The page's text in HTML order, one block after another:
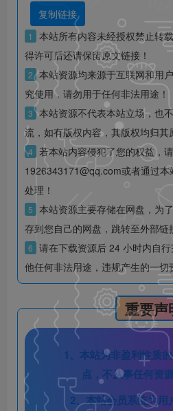
复制链接
1
本站所有内容未经授权禁止转
得许可后还请保留原文链接！
2 本站资源均来源于互联网和用
究使用，请勿用于任何非法用途！
3 本站资源不代表本站立场，也
流，如有版权内容，其版权均归其
4 若本站内容侵犯了您的权益，
1926343171@qq.com或者通过
处理！
5 本站资源主要存储在网盘，为
存到您自己的网盘，跳转至外部链
6 请在下载资源后 24 小时内自
他任何非法用途，违规产生的一切
重要声
1、本站为非盈利性质
点，不从事任何资
2、本站会员系统为用